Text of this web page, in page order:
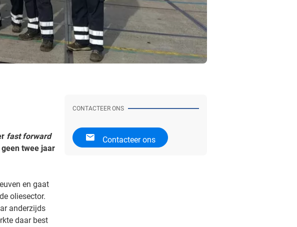
fast forward
twee jaar
en gaat
oliesector.
anderzijds
daar best
CONTACTEER ONS
Contacteer ons